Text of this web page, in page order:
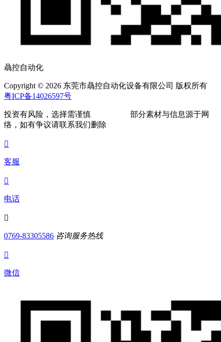
骉控自动化
Copyright © 2026 东莞市骉控自动化设备有限公司 版权所有
粤ICP备14026597号
投资有风险，选择需谨慎 部分素材与信息源于网
络，如有争议请联系我们删除

客服

电话

0769-83305586 咨询服务热线

微信